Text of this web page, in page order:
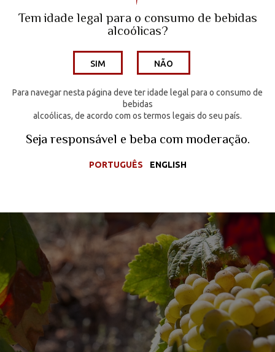
Tem idade legal para o consumo de bebidas
alcoólicas?
SIM NÃO
Para navegar nesta página deve ter idade legal para o consumo de
bebidas
alcoólicas, de acordo com os termos legais do seu país.
Seja responsável ebeba com moderação.
PORTUGUÊS ENGLISH
Quinta do Porto Nogueira | Lisboa
Wine Hotel
Os Vinhos
Enoturismo
Media
Contactos
PORTUGUÊS ENGLISH
A Family Winery
Compromisso com a Verdade